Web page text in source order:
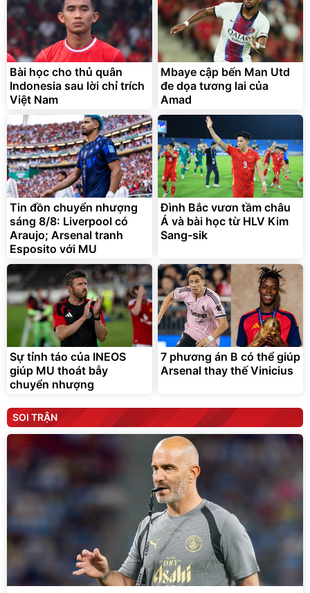
Bài học cho thủ quân
Indonesia sau lời chỉ trích
Việt Nam
Mbaye cập bến Man Utd
đe dọa tương lai của
Amad
Tin đồn chuyển nhượng
sáng 8/8: Liverpool có
Araujo; Arsenal tranh
Esposito với MU
Đình Bắc vươn tầm châu
Á và bài học từ HLV Kim
Sang-sik
Sự tỉnh táo của INEOS
giúp MU thoát bẫy
chuyển nhượng
7 phương án B có thể giúp
Arsenal thay thế Vinicius
SOI TRẬN